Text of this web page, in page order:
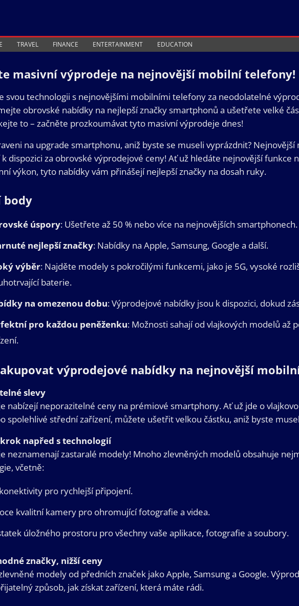
TRAVEL FINANCE ENTERTAINMENT EDUCATION
masivní výprodeje na nejnovější mobilní telefony!
svou technologii s nejnovějšími mobilními telefony za neodolatelné
obrovské nabídky na nejlepší značky smartphonů a ušetřete velké
to – začněte prozkoumávat tyto masivní výprodeje dnes!
na upgrade smartphonu, aniž byste se museli vyprázdnit?
dispozici za obrovské výprodejové ceny! Ať už hledáte nejnovější funkce
výkon, tyto nabídky vám přinášejí nejlepší značky na dosah ruky.
body
úspory: Ušetřete až 50 % nebo více na nejnovějších smartphonech.
nejlepší značky: Nabídky na Apple, Samsung, Google a další.
výběr: Najděte modely s pokročilými funkcemi, jako je 5G, vysoké
baterie.
na omezenou dobu: Výprodejové nabídky jsou k dispozici, dokud
pro každou peněženku: Možnosti sahají od vlajkových modelů až
výprodejové nabídky na nejnovější
slevy
nabízejí neporazitelné ceny na prémiové smartphony. Ať už jde o
spolehlivé střední zařízení, můžete ušetřit velkou částku, aniž byste
napřed s technologií
neznamenají zastaralé modely! Mnoho zlevněných modelů obsahuje
včetně:
pro rychlejší připojení.
kvalitní kamery pro ohromující fotografie a videa.
úložného prostoru pro všechny vaše aplikace, fotografie a soubory.
značky, nižší ceny
modely od předních značek jako Apple, Samsung a Google.
způsob, jak získat zařízení, která máte rádi.